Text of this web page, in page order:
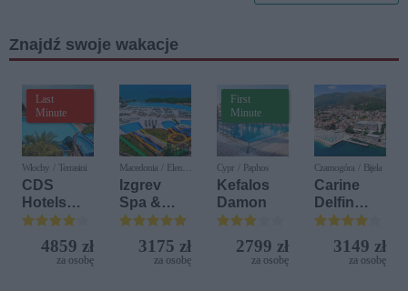
Znajdź swoje wakacje
Last
Minute
Włochy / Terrasini
CDS
Hotels
Terrasini
(ex. Citta
del Mare)
4859 zł
za osobę
Macedonia / Elen
Kamen
Izgrev
Spa &
Aquapark
3175 zł
za osobę
First
Minute
Cypr / Paphos
Kefalos
Damon
2799 zł
za osobę
Czarnogóra / Bijela
Carine
Delfin
Bijela (ex.
Iberostar
Bijela
3149 zł
za osobę